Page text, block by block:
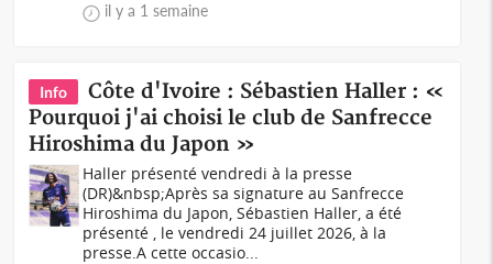
il y a 1 semaine
Info
Côte d'Ivoire : Sébastien Haller : «
Pourquoi j'ai choisi le club de Sanfrecce
Hiroshima du Japon »
Haller présenté vendredi à la presse
(DR)&nbsp;Après sa signature au Sanfrecce
Hiroshima du Japon, Sébastien Haller, a été
présenté , le vendredi 24 juillet 2026, à la
presse.A cette occasio...